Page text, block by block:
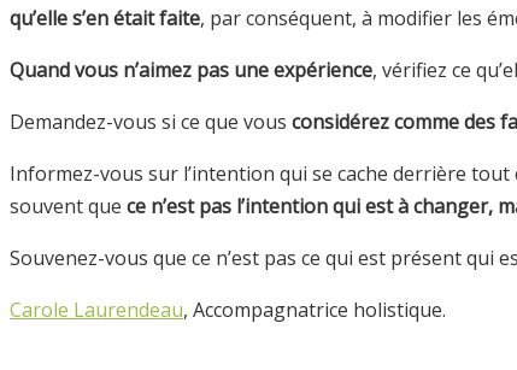
qu’elle s’en était faite, par conséquent, à modifier les
Quand vous n’aimez pas une expérience, vérifiez ce
Demandez-vous si ce que vous considérez comme des
Informez-vous sur l’intention qui se cache derrière
souvent que ce n’est pas l’intention qui est à changer,
Souvenez-vous que ce n’est pas ce qui est présent qui
Carole Laurendeau, Accompagnatrice holistique.